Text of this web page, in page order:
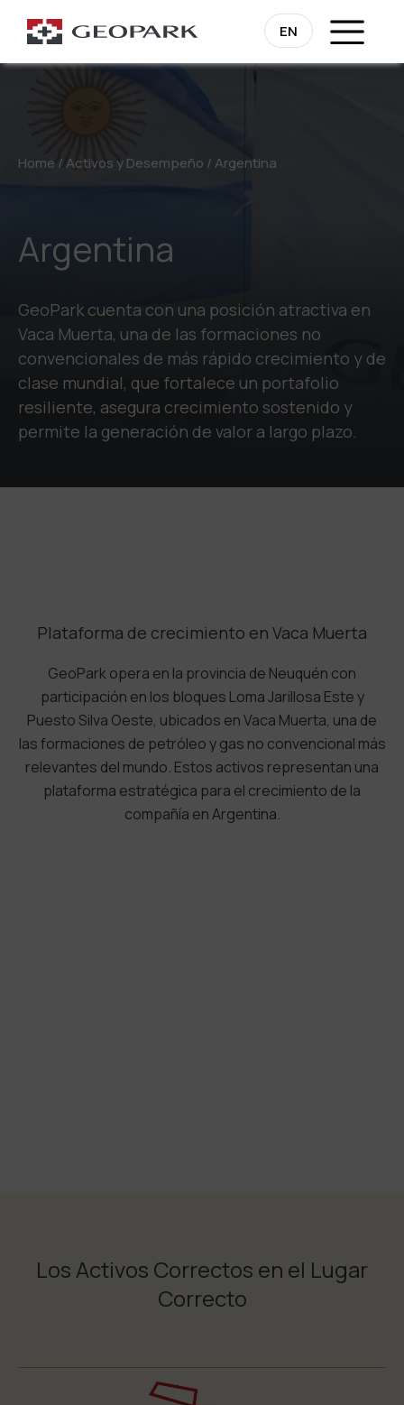
EN
Home /Activos y Desempeño /Argentina
Argentina
GeoPark cuenta con una posición atractiva en
Vaca Muerta, una de las formaciones no
convencionales de más rápido crecimiento y de
clase mundial, que fortalece un portafolio
resiliente, asegura crecimiento sostenido y
permite la generación de valor a largo plazo.
Plataforma de crecimiento en Vaca Muerta
GeoPark opera en la provincia de Neuquén con
participación en los bloques Loma Jarillosa Este y
Puesto Silva Oeste, ubicados en Vaca Muerta, una de
las formaciones de petróleo y gas no convencional más
relevantes del mundo. Estos activos representan una
plataforma estratégica para el crecimiento de la
compañía en Argentina.
Los Activos Correctos en el Lugar
Correcto